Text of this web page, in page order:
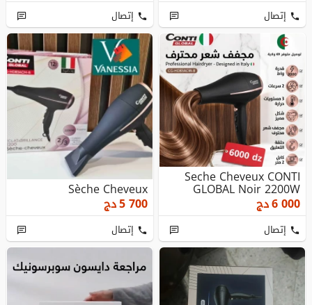
إتصال إتصال
Seche Cheveux CONTI
GLOBAL Noir 2200W
6 000دج
إتصال
Sèche Cheveux
5 700دج
إتصال